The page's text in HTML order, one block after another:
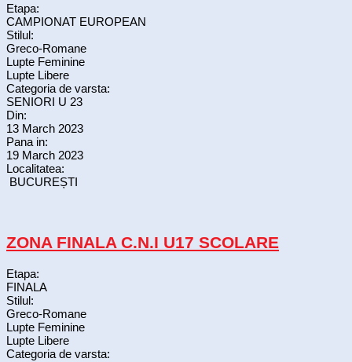
Etapa:
CAMPIONAT EUROPEAN
Stilul:
Greco-Romane
Lupte Feminine
Lupte Libere
Categoria de varsta:
SENIORI U 23
Din:
13 March 2023
Pana in:
19 March 2023
Localitatea:
BUCUREȘTI
ZONA FINALA C.N.I U17 SCOLARE
Etapa:
FINALA
Stilul:
Greco-Romane
Lupte Feminine
Lupte Libere
Categoria de varsta: